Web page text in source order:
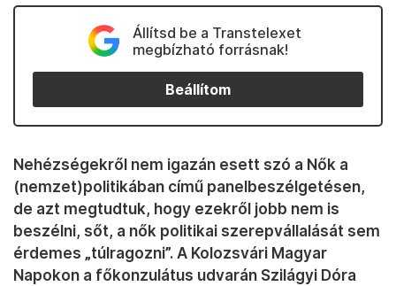
Állítsd be a Transtelexet
megbízható forrásnak!
Beállítom
Nehézségekről nem igazán esett szó a Nők a
(nemzet)politikában című panelbeszélgetésen,
de azt megtudtuk, hogy ezekről jobb nem is
beszélni, sőt, a nők politikai szerepvállalását sem
érdemes „túlragozni”. A Kolozsvári Magyar
Napokon a főkonzulátus udvarán Szilágyi Dóra